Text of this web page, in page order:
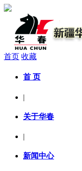
首页 收藏
首 页
|
关于华春
|
新闻中心